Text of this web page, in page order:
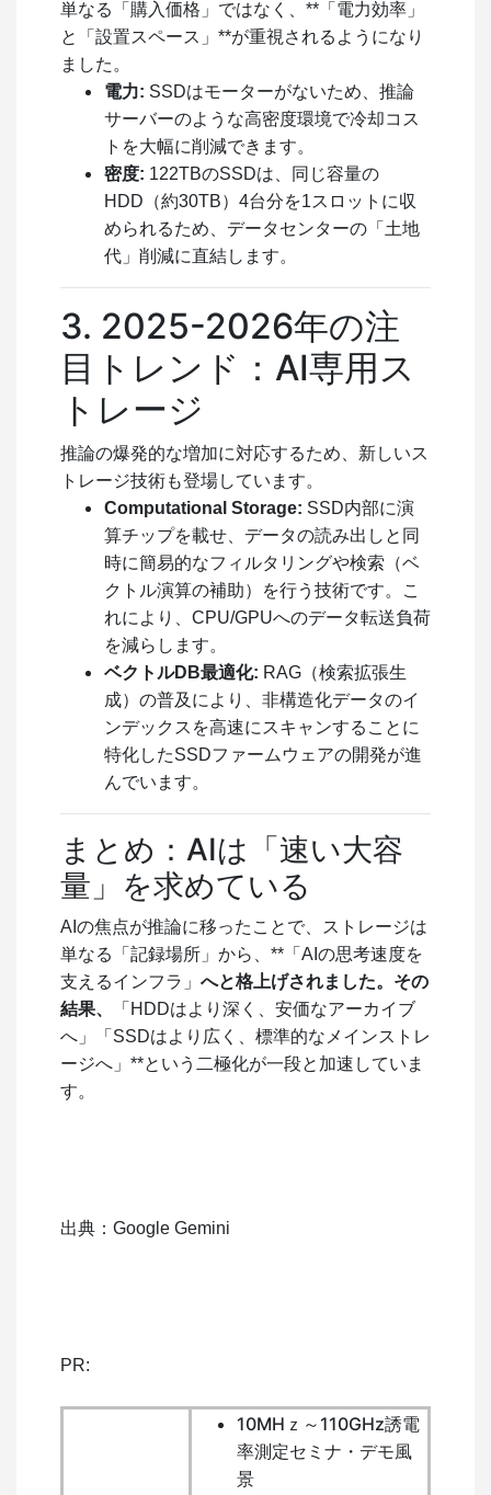
単なる「購入価格」ではなく、**「電力効率」
と「設置スペース」**が重視されるようになり
ました。
電力: SSDはモーターがないため、推論
サーバーのような高密度環境で冷却コス
トを大幅に削減できます。
密度: 122TBのSSDは、同じ容量の
HDD（約30TB）4台分を1スロットに収
められるため、データセンターの「土地
代」削減に直結します。
3. 2025-2026年の注
目トレンド：AI専用ス
トレージ
推論の爆発的な増加に対応するため、新しいス
トレージ技術も登場しています。
Computational Storage: SSD内部に演
算チップを載せ、データの読み出しと同
時に簡易的なフィルタリングや検索（ベ
クトル演算の補助）を行う技術です。こ
れにより、CPU/GPUへのデータ転送負荷
を減らします。
ベクトルDB最適化: RAG（検索拡張生
成）の普及により、非構造化データのイ
ンデックスを高速にスキャンすることに
特化したSSDファームウェアの開発が進
んでいます。
まとめ：AIは「速い大容
量」を求めている
AIの焦点が推論に移ったことで、ストレージは
単なる「記録場所」から、**「AIの思考速度を
支えるインフラ」 へと格上げされました。その
結果、
「HDDはより深く、安価なアーカイブ
へ」「SSDはより広く、標準的なメインストレ
ージへ」**という二極化が一段と加速していま
す。
出典：Google Gemini
PR:
10MHｚ～110GHz誘電
率測定セミナ・デモ風
景